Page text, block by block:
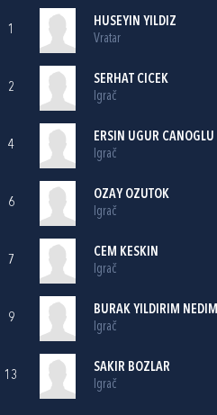
1
HUSEYIN YILDIZ
Vratar
2
SERHAT CICEK
Igrač
4
ERSIN UGUR CANOGLU
Igrač
6
OZAY OZUTOK
Igrač
7
CEM KESKIN
Igrač
9
BURAK YILDIRIM NEDIM
Igrač
13
SAKIR BOZLAR
Igrač